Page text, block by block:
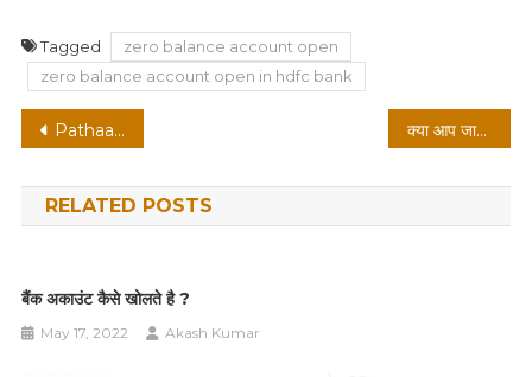
Tagged
zero balance account open
zero balance account open in hdfc bank
Post
navigation
Pathaan Box Office Collection: बॉक्स ऑफिस पर पठान की छप्पर फाड़ कमाई क्या आप जानते हैं जनरल डिब्बों को ट्रेन में हमेशा आखिरी या शुरु में ही क्यों लगाया जाता है?
RELATED POSTS
बैंक अकाउंट कैसे खोलते है ?
May 17, 2022 Akash Kumar